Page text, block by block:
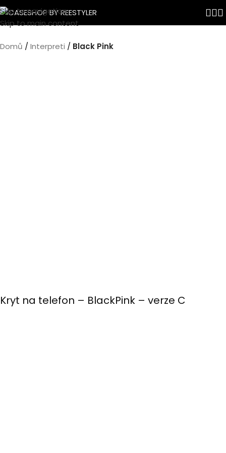
Skip to navigation
Skip to main content
Domů Interpreti Black Pink
Kryt na telefon – BlackPink – verze C